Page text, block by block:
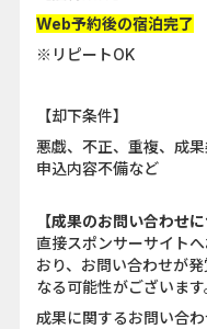
Web予約後の宿泊完了
※リピートOK
【却下条件】
悪戯、不正、重複、成
申込内容不備など
【成果のお問い合わせに
直接スポンサーサイト
おり、お問い合わせが
なる可能性がございます
成果に関するお問い合